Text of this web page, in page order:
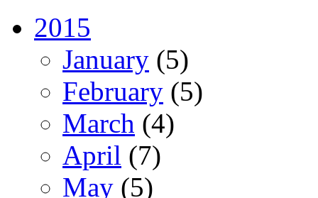
2015
January (5)
February (5)
March (4)
April (7)
May (5)